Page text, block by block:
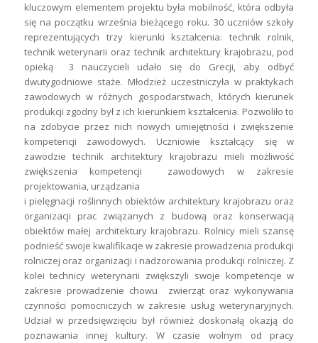
kluczowym elementem projektu była mobilność, która odbyła
się na początku września bieżącego roku. 30 uczniów szkoły
reprezentujących trzy kierunki kształcenia: technik rolnik,
technik weterynarii oraz technik architektury krajobrazu, pod
opieką 3 nauczycieli udało się do Grecji, aby odbyć
dwutygodniowe staże. Młodzież uczestniczyła w praktykach
zawodowych w różnych gospodarstwach, których kierunek
produkcji zgodny był z ich kierunkiem kształcenia. Pozwoliło to
na zdobycie przez nich nowych umiejętności i zwiększenie
kompetencji zawodowych. Uczniowie kształcący się w
zawodzie technik architektury krajobrazu mieli możliwość
zwiększenia kompetencji zawodowych w zakresie
projektowania, urządzania
i pielęgnacji roślinnych obiektów architektury krajobrazu oraz
organizacji prac związanych z budową oraz konserwacją
obiektów małej architektury krajobrazu. Rolnicy mieli szansę
podnieść swoje kwalifikacje w zakresie prowadzenia produkcji
rolniczej oraz organizacji i nadzorowania produkcji rolniczej. Z
kolei technicy weterynarii zwiększyli swoje kompetencje w
zakresie prowadzenie chowu zwierząt oraz wykonywania
czynności pomocniczych w zakresie usług weterynaryjnych.
Udział w przedsięwzięciu był również doskonałą okazją do
poznawania innej kultury. W czasie wolnym od pracy